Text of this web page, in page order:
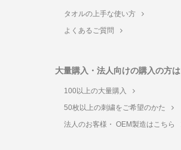
タオルの上手な使い方
よくあるご質問
大量購入・法人向けの購入の方は
100以上の大量購入
50枚以上の刺繍をご希望のかた
法人のお客様・ OEM製造はこちら